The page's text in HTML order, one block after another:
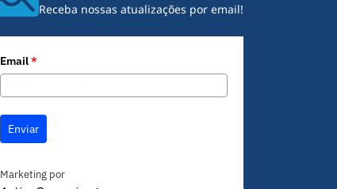
Receba nossas atualizações por email!
Email*
Enviar
Marketing por